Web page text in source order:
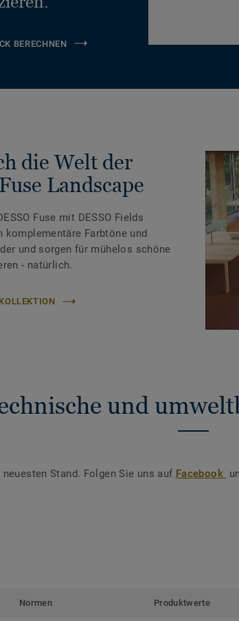
BERECHNEN
die Welt der
Landscape
Fuse mit DESSO Fields
komplementäre Farbtöne und
und sorgen für mühelos schöne
- natürlich.
und
Stand. Folgen Sie uns auf Facebook
Normen Produktwerte